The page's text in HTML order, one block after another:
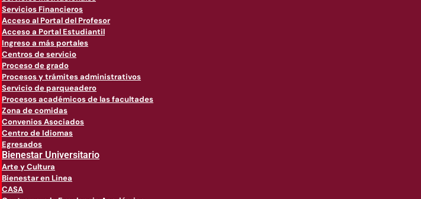
Servicios Financieros
Acceso al Portal del Profesor
Acceso a Portal Estudiantil
Ingreso a más portales
Centros de servicio
Proceso de grado
Procesos y trámites administrativos
Servicio de parqueadero
Procesos académicos de las facultades
Zona de comidas
Convenios Asociados
Centro de Idiomas
Egresados
Bienestar Universitario
Arte y Cultura
Bienestar en Linea
CASA